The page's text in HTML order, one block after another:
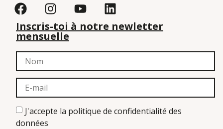
Inscris-toi à notre newletter
mensuelle
J'accepte la politique de confidentialité des
données